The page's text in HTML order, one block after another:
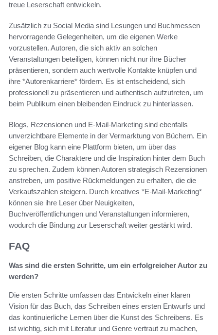
treue Leserschaft entwickeln.
Zusätzlich zu Social Media sind Lesungen und Buchmessen
hervorragende Gelegenheiten, um die eigenen Werke
vorzustellen. Autoren, die sich aktiv an solchen
Veranstaltungen beteiligen, können nicht nur ihre Bücher
präsentieren, sondern auch wertvolle Kontakte knüpfen und
ihre *Autorenkarriere* fördern. Es ist entscheidend, sich
professionell zu präsentieren und authentisch aufzutreten, um
beim Publikum einen bleibenden Eindruck zu hinterlassen.
Blogs, Rezensionen und E-Mail-Marketing sind ebenfalls
unverzichtbare Elemente in der Vermarktung von Büchern. Ein
eigener Blog kann eine Plattform bieten, um über das
Schreiben, die Charaktere und die Inspiration hinter dem Buch
zu sprechen. Zudem können Autoren strategisch Rezensionen
anstreben, um positive Rückmeldungen zu erhalten, die die
Verkaufszahlen steigern. Durch kreatives *E-Mail-Marketing*
können sie ihre Leser über Neuigkeiten,
Buchveröffentlichungen und Veranstaltungen informieren,
wodurch die Bindung zur Leserschaft weiter gestärkt wird.
FAQ
Was sind die ersten Schritte, um ein erfolgreicher Autor zu
werden?
Die ersten Schritte umfassen das Entwickeln einer klaren
Vision für das Buch, das Schreiben eines ersten Entwurfs und
das kontinuierliche Lernen über die Kunst des Schreibens. Es
ist wichtig, sich mit Literatur und Genre vertraut zu machen,